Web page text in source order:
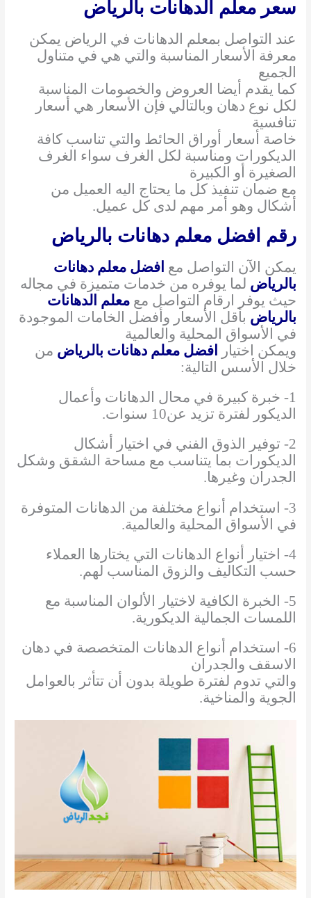
سعر معلم الدهانات بالرياض
عند التواصل بمعلم الدهانات في الرياض يمكن
معرفة الأسعار المناسبة والتي هي في متناول
الجميع
كما يقدم أيضا العروض والخصومات المناسبة
لكل نوع دهان وبالتالي فإن الأسعار هي أسعار
تنافسية
خاصة أسعار أوراق الحائط والتي تناسب كافة
الديكورات ومناسبة لكل الغرف سواء الغرف
الصغيرة أو الكبيرة
مع ضمان تنفيذ كل ما يحتاج اليه العميل من
أشكال وهو أمر مهم لدى كل عميل.
رقم افضل معلم دهانات بالرياض
يمكن الآن التواصل مع افضل معلم دهانات
بالرياض لما يوفره من خدمات متميزة في مجاله
حيث يوفر ارقام التواصل معمعلم الدهانات
بالرياض بأقل الأسعار وأفضل الخامات الموجودة
في الأسواق المحلية والعالمية
ويمكن اختيار
افضل معلم دهانات بالرياض من
خلال الأسس التالية:
1- خبرة كبيرة في محال الدهانات وأعمال
الديكور لفترة تزيد عن10 سنوات.
2- توفير الذوق الفني في اختيار أشكال
الديكورات بما يتناسب مع مساحة الشقق وشكل
الجدران وغيرها.
3- استخدام أنواع مختلفة من الدهانات المتوفرة
في الأسواق المحلية والعالمية.
4- اختيار أنواع الدهانات التي يختارها العملاء
حسب التكاليف والزوق المناسب لهم.
5- الخبرة الكافية لاختيار الألوان المناسبة مع
اللمسات الجمالية الديكورية.
6- استخدام أنواع الدهانات المتخصصة في دهان
الاسقف والجدران
والتي تدوم لفترة طويلة بدون أن تتأثر بالعوامل
الجوية والمناخية.